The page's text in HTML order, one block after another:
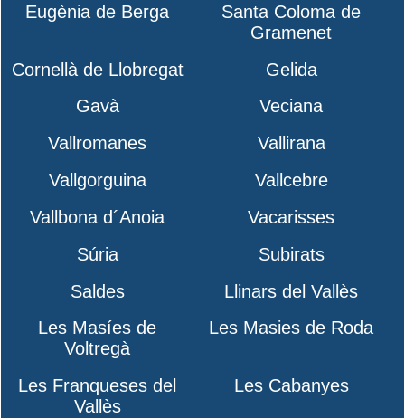
Eugènia de Berga
Santa Coloma de
Gramenet
Cornellà de Llobregat
Gelida
Gavà
Veciana
Vallromanes
Vallirana
Vallgorguina
Vallcebre
Vallbona d´Anoia
Vacarisses
Súria
Subirats
Saldes
Llinars del Vallès
Les Masíes de
Voltregà
Les Masies de Roda
Les Franqueses del
Vallès
Les Cabanyes